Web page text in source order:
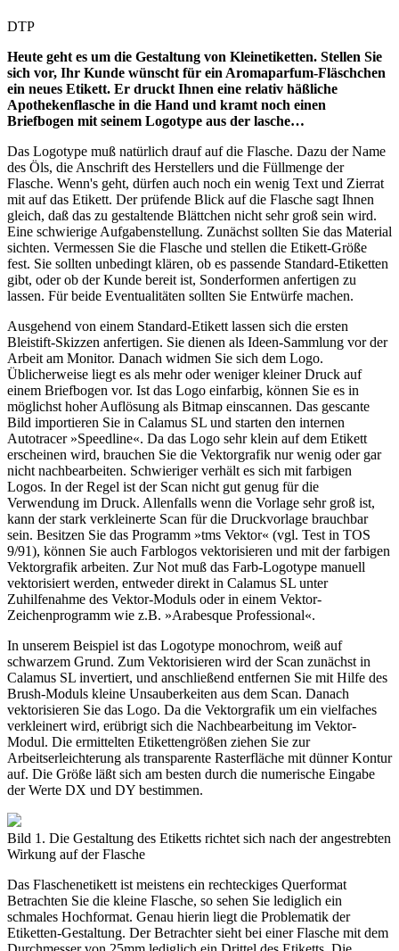
DTP
Heute geht es um die Gestaltung von Kleinetiketten. Stellen Sie
sich vor, Ihr Kunde wünscht für ein Aromaparfum-Fläschchen
ein neues Etikett. Er druckt Ihnen eine relativ häßliche
Apothekenflasche in die Hand und kramt noch einen
Briefbogen mit seinem Logotype aus der lasche…
Das Logotype muß natürlich drauf auf die Flasche. Dazu der Name
des Öls, die Anschrift des Herstellers und die Füllmenge der
Flasche. Wenn's geht, dürfen auch noch ein wenig Text und Zierrat
mit auf das Etikett. Der prüfende Blick auf die Flasche sagt Ihnen
gleich, daß das zu gestaltende Blättchen nicht sehr groß sein wird.
Eine schwierige Aufgabenstellung. Zunächst sollten Sie das Material
sichten. Vermessen Sie die Flasche und stellen die Etikett-Größe
fest. Sie sollten unbedingt klären, ob es passende Standard-Etiketten
gibt, oder ob der Kunde bereit ist, Sonderformen anfertigen zu
lassen. Für beide Eventualitäten sollten Sie Entwürfe machen.
Ausgehend von einem Standard-Etikett lassen sich die ersten
Bleistift-Skizzen anfertigen. Sie dienen als Ideen-Sammlung vor der
Arbeit am Monitor. Danach widmen Sie sich dem Logo.
Üblicherweise liegt es als mehr oder weniger kleiner Druck auf
einem Briefbogen vor. Ist das Logo einfarbig, können Sie es in
möglichst hoher Auflösung als Bitmap einscannen. Das gescante
Bild importieren Sie in Calamus SL und starten den internen
Autotracer »Speedline«. Da das Logo sehr klein auf dem Etikett
erscheinen wird, brauchen Sie die Vektorgrafik nur wenig oder gar
nicht nachbearbeiten. Schwieriger verhält es sich mit farbigen
Logos. In der Regel ist der Scan nicht gut genug für die
Verwendung im Druck. Allenfalls wenn die Vorlage sehr groß ist,
kann der stark verkleinerte Scan für die Druckvorlage brauchbar
sein. Besitzen Sie das Programm »tms Vektor« (vgl. Test in TOS
9/91), können Sie auch Farblogos vektorisieren und mit der farbigen
Vektorgrafik arbeiten. Zur Not muß das Farb-Logotype manuell
vektorisiert werden, entweder direkt in Calamus SL unter
Zuhilfenahme des Vektor-Moduls oder in einem Vektor-
Zeichenprogramm wie z.B. »Arabesque Professional«.
In unserem Beispiel ist das Logotype monochrom, weiß auf
schwarzem Grund. Zum Vektorisieren wird der Scan zunächst in
Calamus SL invertiert, und anschließend entfernen Sie mit Hilfe des
Brush-Moduls kleine Unsauberkeiten aus dem Scan. Danach
vektorisieren Sie das Logo. Da die Vektorgrafik um ein vielfaches
verkleinert wird, erübrigt sich die Nachbearbeitung im Vektor-
Modul. Die ermittelten Etikettengrößen ziehen Sie zur
Arbeitserleichterung als transparente Rasterfläche mit dünner Kontur
auf. Die Größe läßt sich am besten durch die numerische Eingabe
der Werte DX und DY bestimmen.
Bild 1. Die Gestaltung des Etiketts richtet sich nach der angestrebten
Wirkung auf der Flasche
Das Flaschenetikett ist meistens ein rechteckiges Querformat
Betrachten Sie die kleine Flasche, so sehen Sie lediglich ein
schmales Hochformat. Genau hierin liegt die Problematik der
Etiketten-Gestaltung. Der Betrachter sieht bei einer Flasche mit dem